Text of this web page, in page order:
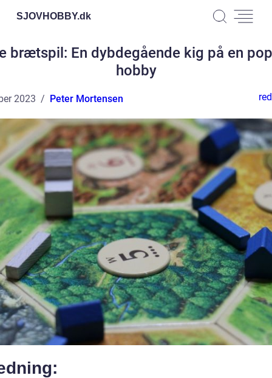
SJOVHOBBY.dk
brætspil: En dybdegående kig på en
hobby
2023 Peter Mortensen